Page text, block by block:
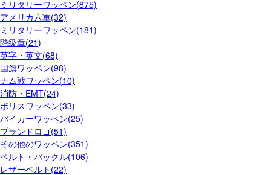
ミリタリーワッペン(875)
アメリカ六軍(32)
ミリタリーワッペン(181)
階級章(21)
英字・英文(68)
国旗ワッペン(98)
ナム戦ワッペン(10)
消防・EMT(24)
ポリスワッペン(33)
バイカーワッペン(25)
ブランドロゴ(51)
その他のワッペン(351)
ベルト・バックル(106)
レザーベルト(22)